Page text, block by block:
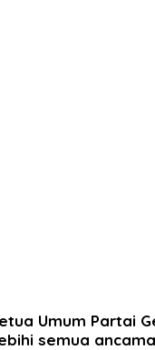
Umum Partai
semua